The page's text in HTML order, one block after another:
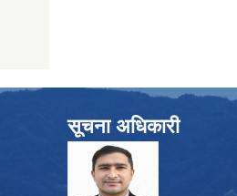
सूचना अधिकारी